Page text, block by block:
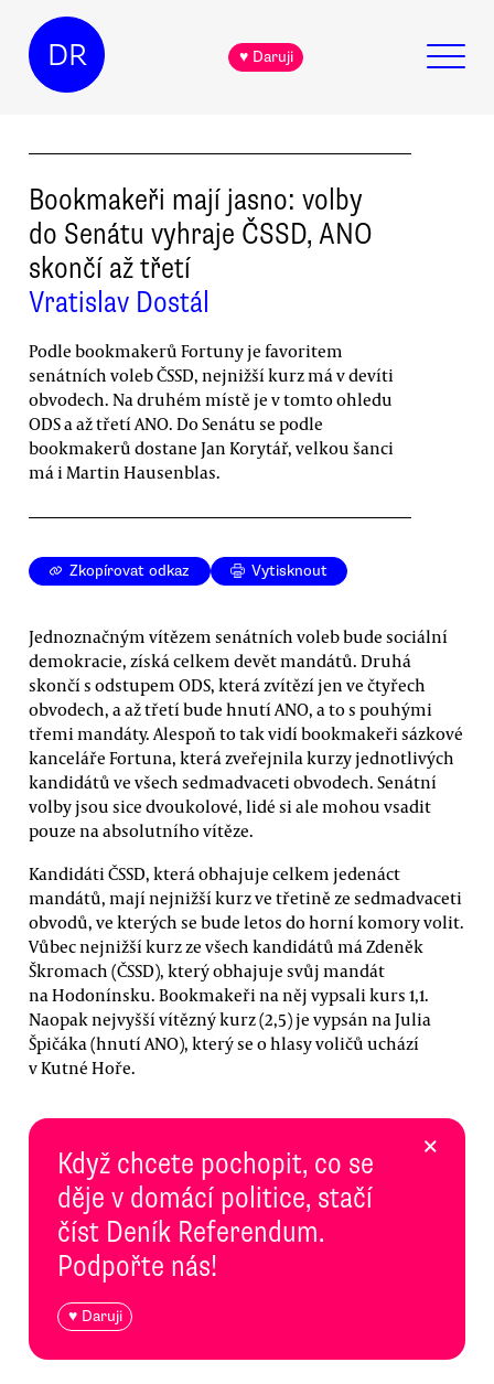
DR ♥ Daruji
Bookmakeři mají jasno: volby
do Senátu vyhraje ČSSD, ANO
skončí až třetí
Vratislav Dostál
Podle bookmakerů Fortuny je favoritem
senátních voleb ČSSD, nejnižší kurz má v devíti
obvodech. Na druhém místě je v tomto ohledu
ODS a až třetí ANO. Do Senátu se podle
bookmakerů dostane Jan Korytář, velkou šanci
má i Martin Hausenblas.
Zkopírovat odkaz Vytisknout
Jednoznačným vítězem senátních voleb bude sociální
demokracie, získá celkem devět mandátů. Druhá
skončí s odstupem ODS, která zvítězí jen ve čtyřech
obvodech, a až třetí bude hnutí ANO, a to s pouhými
třemi mandáty. Alespoň to tak vidí bookmakeři sázkové
kanceláře Fortuna, která zveřejnila kurzy jednotlivých
kandidátů ve všech sedmadvaceti obvodech. Senátní
volby jsou sice dvoukolové, lidé si ale mohou vsadit
pouze na absolutního vítěze.
Kandidáti ČSSD, která obhajuje celkem jedenáct
mandátů, mají nejnižší kurz ve třetině ze sedmadvaceti
obvodů, ve kterých se bude letos do horní komory volit.
Vůbec nejnižší kurz ze všech kandidátů má Zdeněk
Škromach (ČSSD), který obhajuje svůj mandát
na Hodonínsku. Bookmakeři na něj vypsali kurs 1,1.
Naopak nejvyšší vítězný kurz (2,5) je vypsán na Julia
Špičáka (hnutí ANO), který se o hlasy voličů uchází
v Kutné Hoře.
Když chcete pochopit, co se
děje v domácí politice, stačí
číst Deník Referendum.
Podpořte nás!
♥ Daruji
×